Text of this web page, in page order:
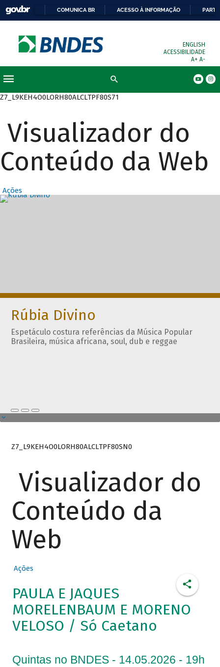
COMUNICA BR ACESSO À INFORMAÇÃO
ENGLISH
ACESSIBILIDADE
A+ A-
Z7_L9KEH4O0LORH80ALCLTPF80S71
Visualizador do
Conteúdo da Web
Ações
Destaques
Rúbia Divino
Espetáculo costura referências da Música Popular
Brasileira, música africana, soul, dub e reggae
Z7_L9KEH4O0LORH80ALCLTPF80SN0
Visualizador do
Conteúdo da
Web
Ações
PAULA E JAQUES
MORELENBAUM E MORENO
VELOSO / Só Caetano
Quintas no BNDES - 14.05.2026 - 19h